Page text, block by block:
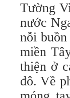
Tường
nước
nỗi
miền
thiện ở
đô. Về